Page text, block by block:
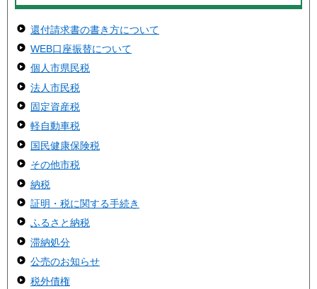
還付請求書の書き方について
WEB口座振替について
個人市県民税
法人市民税
固定資産税
軽自動車税
国民健康保険税
その他市税
納税
証明・税に関する手続き
ふるさと納税
滞納処分
公売のお知らせ
税外債権